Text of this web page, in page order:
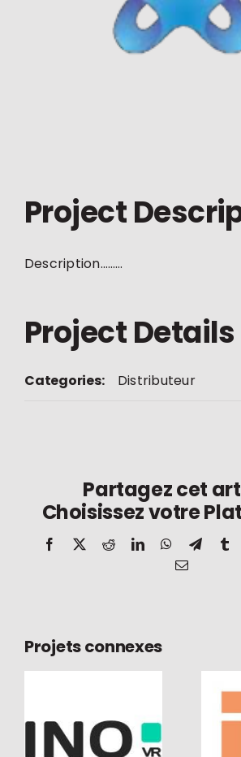
Project
Description………
Project Details
Categories: Distributeur
Partagez cet
Choisissez votre
Facebook
X RedditLinkedInWhatsApp
Email
Projets connexes
VR Expert